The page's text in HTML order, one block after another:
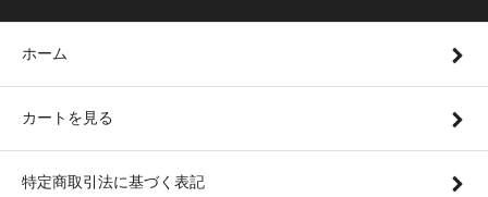
ホーム
カートを見る
特定商取引法に基づく表記